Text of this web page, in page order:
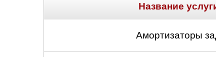
Название
Амортизаторы